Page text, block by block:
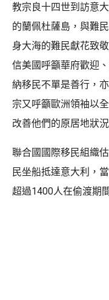
教宗良十四世到訪意
的蘭佩杜薩島，與難
身大海的難民獻花致
信美國呼籲華府歡迎
納移民不單是善行，
宗又呼籲歐洲領袖以
改善他們的原居地狀
聯合國國際移民組織
民坐船抵達意大利，
超過1400人在偷渡期